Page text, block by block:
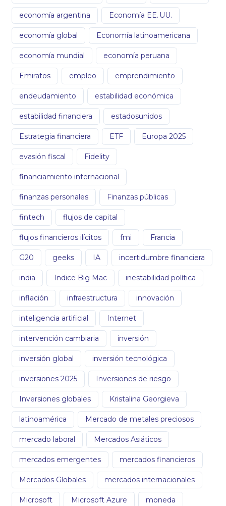
economía argentina Economía EE. UU.
economía global Economía latinoamericana
economía mundial economía peruana
Emiratos empleo emprendimiento
endeudamiento estabilidad económica
estabilidad financiera estadosunidos
Estrategia financiera ETF Europa 2025
evasión fiscal Fidelity
financiamiento internacional
finanzas personales Finanzas públicas
fintech flujos de capital
flujos financieros ilícitos fmi Francia
G20 geeks IA incertidumbre financiera
india Indice Big Mac inestabilidad política
inflación infraestructura innovación
inteligencia artificial Internet
intervención cambiaria inversión
inversión global inversión tecnológica
inversiones 2025 Inversiones de riesgo
Inversiones globales Kristalina Georgieva
latinoamérica Mercado de metales preciosos
mercado laboral Mercados Asiáticos
mercados emergentes mercados financieros
Mercados Globales mercados internacionales
Microsoft Microsoft Azure moneda